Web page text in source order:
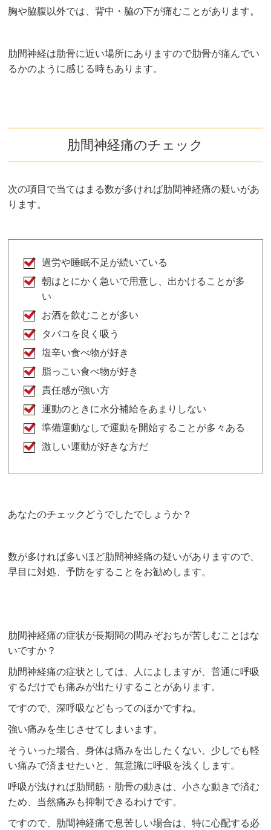
胸や脇腹以外では、背中・脇の下が痛むことがあります。
肋間神経は肋骨に近い場所にありますので肋骨が痛んでい
るかのように感じる時もあります。
肋間神経痛のチェック
次の項目で当てはまる数が多ければ肋間神経痛の疑いがあ
ります。
過労や睡眠不足が続いている
朝はとにかく急いで用意し、出かけることが多
い
お酒を飲むことが多い
タバコを良く吸う
塩辛い食べ物が好き
脂っこい食べ物が好き
責任感が強い方
運動のときに水分補給をあまりしない
準備運動なしで運動を開始することが多々ある
激しい運動が好きな方だ
あなたのチェックどうでしたでしょうか？
数が多ければ多いほど肋間神経痛の疑いがありますので、
早目に対処、予防をすることをお勧めします。
肋間神経痛の症状が長期間の間みぞおちが苦しむことはな
いですか？
肋間神経痛の症状としては、人によしますが、普通に呼吸
するだけでも痛みが出たりすることがあります。
ですので、深呼吸などもってのほかですね。
強い痛みを生じさせてしまいます。
そういった場合、身体は痛みを出したくない、少しでも軽
い痛みで済ませたいと、無意識に呼吸を浅くします。
呼吸が浅ければ肋間筋・肋骨の動きは、小さな動きで済む
ため、当然痛みも抑制できるわけです。
ですので、肋間神経痛で息苦しい場合は、特に心配する必